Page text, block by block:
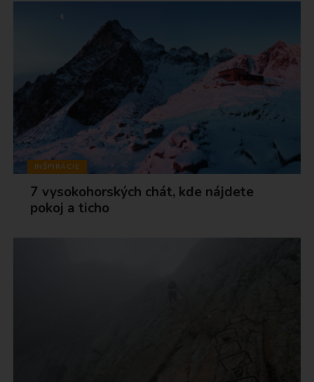
INŠPIRÁCIE
7 vysokohorských chát, kde nájdete
pokoj a ticho